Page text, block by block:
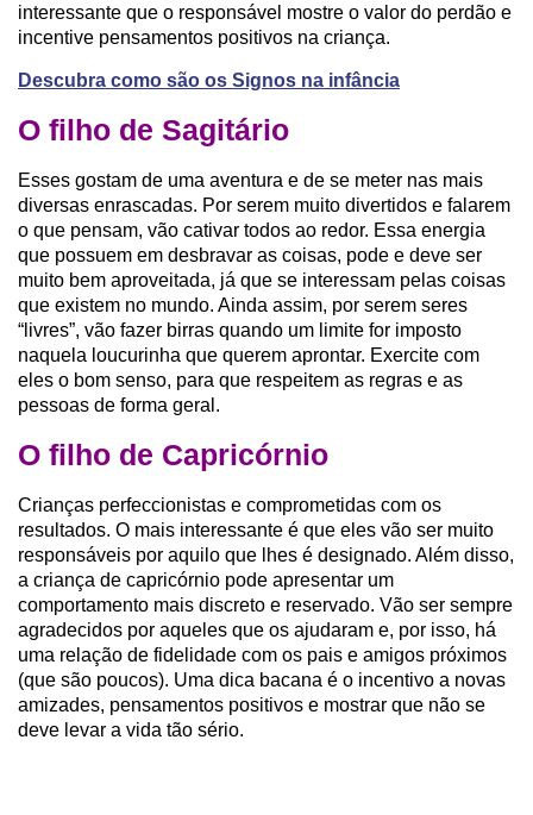
interessante que o responsável mostre o valor do perdão e
incentive pensamentos positivos na criança.
Descubra como são os Signos na infância
O filho de Sagitário
Esses gostam de uma aventura e de se meter nas mais
diversas enrascadas. Por serem muito divertidos e falarem
o que pensam, vão cativar todos ao redor. Essa energia
que possuem em desbravar as coisas, pode e deve ser
muito bem aproveitada, já que se interessam pelas coisas
que existem no mundo. Ainda assim, por serem seres
“livres”, vão fazer birras quando um limite for imposto
naquela loucurinha que querem aprontar. Exercite com
eles o bom senso, para que respeitem as regras e as
pessoas de forma geral.
O filho de Capricórnio
Crianças perfeccionistas e comprometidas com os
resultados. O mais interessante é que eles vão ser muito
responsáveis por aquilo que lhes é designado. Além disso,
a criança de capricórnio pode apresentar um
comportamento mais discreto e reservado. Vão ser sempre
agradecidos por aqueles que os ajudaram e, por isso, há
uma relação de fidelidade com os pais e amigos próximos
(que são poucos). Uma dica bacana é o incentivo a novas
amizades, pensamentos positivos e mostrar que não se
deve levar a vida tão sério.